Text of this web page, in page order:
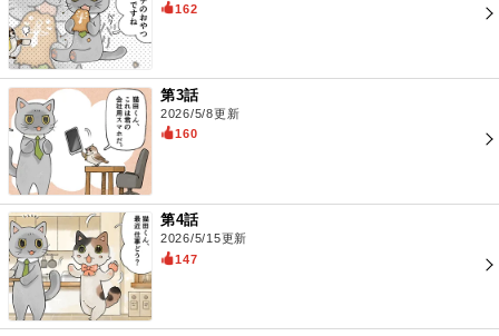
162
第3話
2026/5/8更新
160
第4話
2026/5/15更新
147